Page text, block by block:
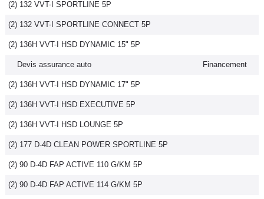
(2) 132 VVT-I SPORTLINE 5P
(2) 132 VVT-I SPORTLINE CONNECT 5P
(2) 136H VVT-I HSD DYNAMIC 15" 5P
Devis assurance auto Financement
(2) 136H VVT-I HSD DYNAMIC 17" 5P
(2) 136H VVT-I HSD EXECUTIVE 5P
(2) 136H VVT-I HSD LOUNGE 5P
(2) 177 D-4D CLEAN POWER SPORTLINE 5P
(2) 90 D-4D FAP ACTIVE 110 G/KM 5P
(2) 90 D-4D FAP ACTIVE 114 G/KM 5P